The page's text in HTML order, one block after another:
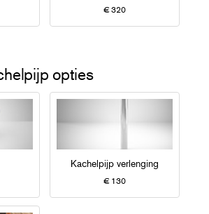
€ 320
opties
Kachelpijp verlenging
€ 130